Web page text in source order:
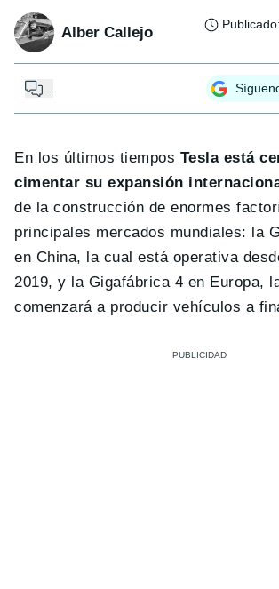
Alber Callejo Publicado:
...
En los últimos tiempos Tesla está
cimentar su expansión
de la construcción de enormes
principales mercados mundiales: la
en China, la cual está operativa
2019, y la Gigafábrica 4 en Europa,
comenzará a producir vehículos a